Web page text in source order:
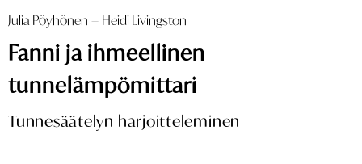
Julia Pöyhönen – Heidi Livingston
Fanni ja ihmeellinen
tunnelämpömittari
Tunnesäätelyn harjoitteleminen